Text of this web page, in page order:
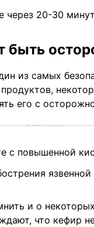
через 20-30
быть
из самых
его с
с повышенной
язвенной
и о
что кефир